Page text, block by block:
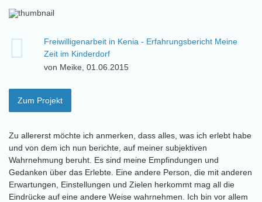
Freiwilligenarbeit in Kenia - Erfahrungsbericht Meine
Zeit im Kinderdorf
von Meike, 01.06.2015
Zum Projekt
Zu allererst möchte ich anmerken, dass alles, was ich erlebt habe
und von dem ich nun berichte, auf meiner subjektiven
Wahrnehmung beruht. Es sind meine Empfindungen und
Gedanken über das Erlebte. Eine andere Person, die mit anderen
Erwartungen, Einstellungen und Zielen herkommt mag all die
Eindrücke auf eine andere Weise wahrnehmen. Ich bin vor allem